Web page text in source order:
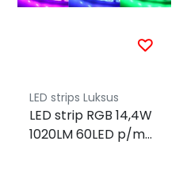
LED strips Luksus
LED strip RGB 14,4W
1020LM 60LED p/m